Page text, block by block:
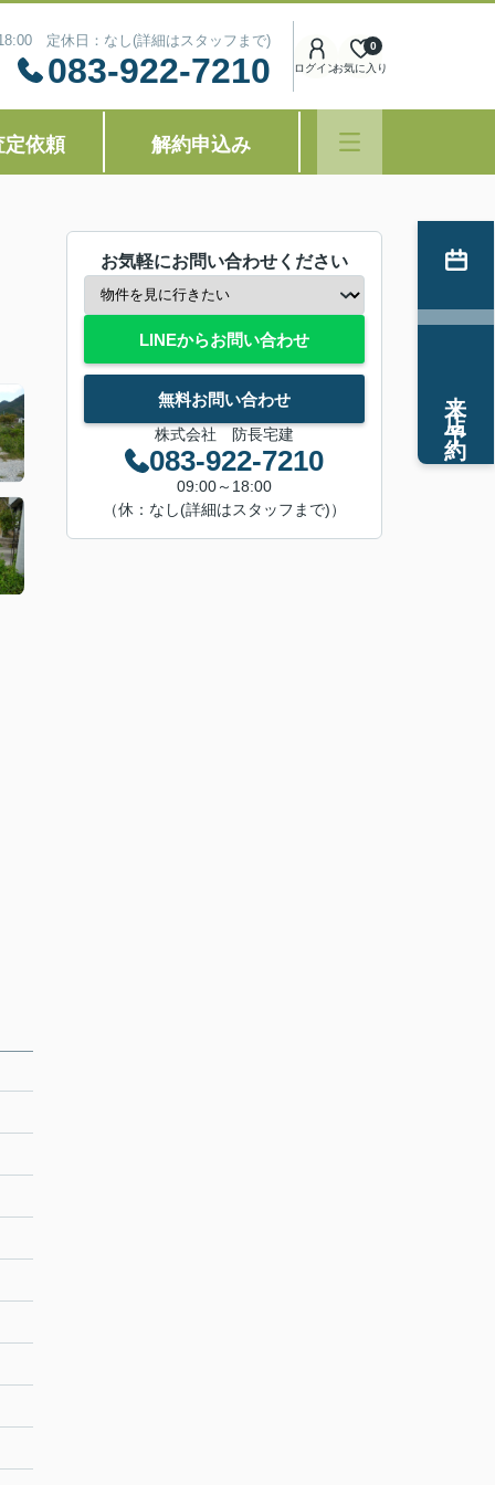
定休日：なし(詳細はスタッフまで)
083-922-7210 ログインお気に入り
0
定依頼 解約申込み
お気軽にお問い合わせください
LINEからお問い合わせ
無料お問い合わせ
株式会社 防長宅建
083-922-7210
09:00～18:00
（休：なし(詳細はスタッフまで)）
来店予約